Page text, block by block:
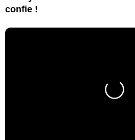
confie !